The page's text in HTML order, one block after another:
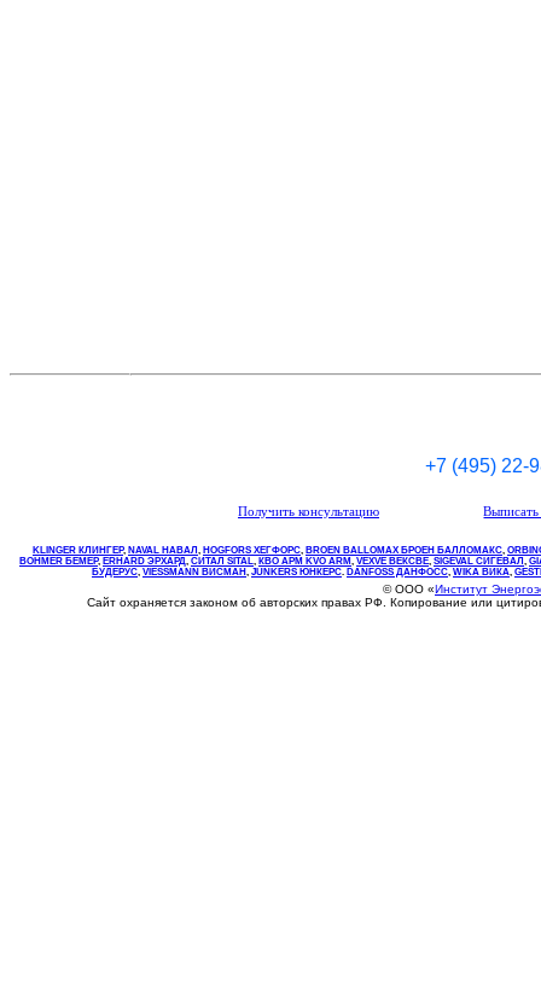
+7 (495) 22-
Получить консультацию
KLINGER КЛИНГЕР, NAVAL НАВАЛ , НOGFORS ХЕГФОРС, BROEN BALLOMAX БРОЕН БАЛЛОМАКС,
BOHMER БЕМЕР, ERHARD ЭРХАРД, СИТАЛ SITAL, КВО АРМ KVO ARM, VEXVE ВЕКСВЕ, SIGEVAL СИГЕВАЛ ,
БУДЕРУС, VIESSMANN ВИСМАН , JUNKERS ЮНКЕРС. DANFOSS ДАНФОСС, WIKA ВИКА,
© ООО «Институт
Сайт охраняется законом об авторских правах РФ. Копирование или